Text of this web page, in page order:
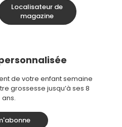
Localisateur de
magazine
de votre enfant semaine
grossesse jusqu’à ses 8
ans.